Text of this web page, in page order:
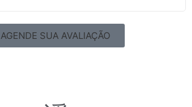
AGENDE SUA AVALIAÇÃO